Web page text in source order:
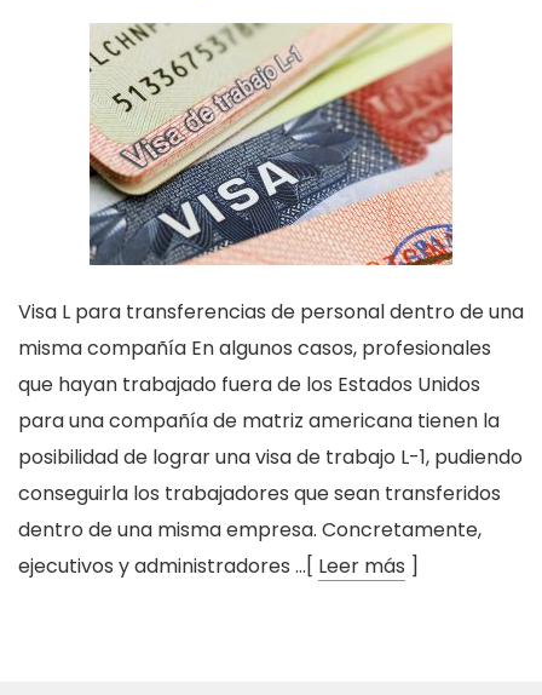
Visa L para transferencias de personal dentro de una
misma compañía En algunos casos, profesionales
que hayan trabajado fuera de los Estados Unidos
para una compañía de matriz americana tienen la
posibilidad de lograr una visa de trabajo L-1, pudiendo
conseguirla los trabajadores que sean transferidos
dentro de una misma empresa. Concretamente,
ejecutivos y administradores …[ Leer más ]